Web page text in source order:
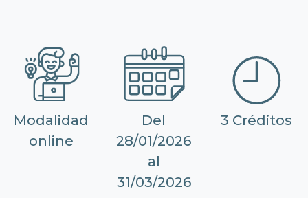
Modalidad
online
Del
28/01/2026
al
31/03/2026
3 Créditos